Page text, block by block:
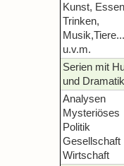
Kunst,
Trinken,
Musik,Tiere...
u.v.m.
Serien mit
und Dramatik
Analysen
Mysteriöses
Politik
Gesellschaft
Wirtschaft